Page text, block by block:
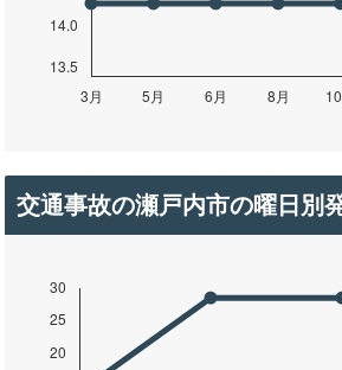
交通事故の瀬戸内市の曜日別